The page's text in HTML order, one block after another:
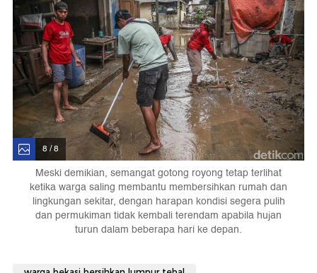
8 / 8
Meski demikian, semangat gotong royong tetap terlihat
ketika warga saling membantu membersihkan rumah dan
lingkungan sekitar, dengan harapan kondisi segera pulih
dan permukiman tidak kembali terendam apabila hujan
turun dalam beberapa hari ke depan.